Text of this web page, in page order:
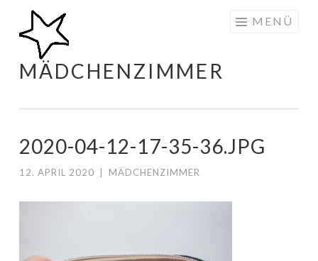
Zum
Inhalt
springen
MÄDCHENZIMMER
MENÜ
2020-04-12-17-35-36.JPG
12. APRIL 2020 MÄDCHENZIMMER